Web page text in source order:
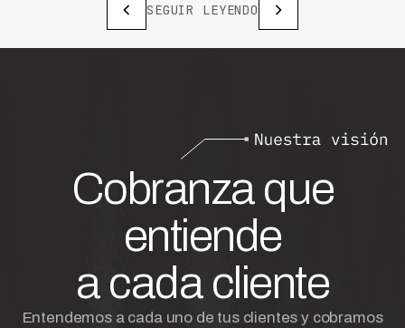
SEGUIR LEYENDO
Cobranza que
entiende
a cada cliente
Entendemos a cada uno de tus clientes y cobramos